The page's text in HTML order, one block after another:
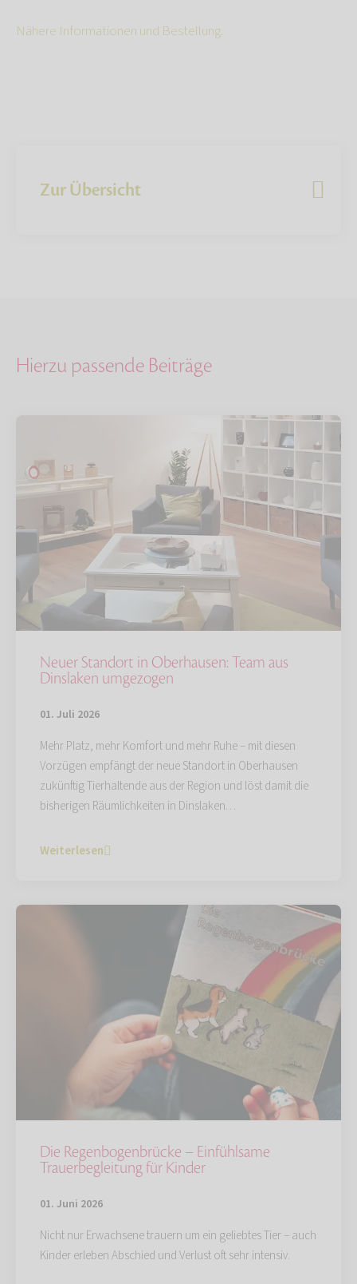
Nähere Informationen und Bestellung.
Zur Übersicht
Hierzu passende Beiträge
Neuer Standort in Oberhausen: Team aus
Dinslaken umgezogen
01. Juli 2026
Mehr Platz, mehr Komfort und mehr Ruhe – mit diesen
Vorzügen empfängt der neue Standort in Oberhausen
zukünftig Tierhaltende aus der Region und löst damit die
bisherigen Räumlichkeiten in Dinslaken…
Weiterlesen
Die Regenbogenbrücke – Einfühlsame
Trauerbegleitung für Kinder
01. Juni 2026
Nicht nur Erwachsene trauern um ein geliebtes Tier – auch
Kinder erleben Abschied und Verlust oft sehr intensiv.